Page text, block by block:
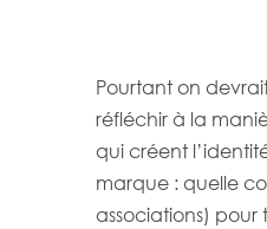
Pourtant on
réfléchir à la
qui créent
marque : quelle
associations) pour